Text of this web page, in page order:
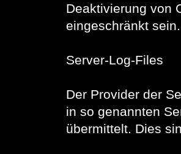
Deaktivierung von
eingeschränkt sein.
Server-Log-Files
Der Provider der
in so genannten
übermittelt. Dies